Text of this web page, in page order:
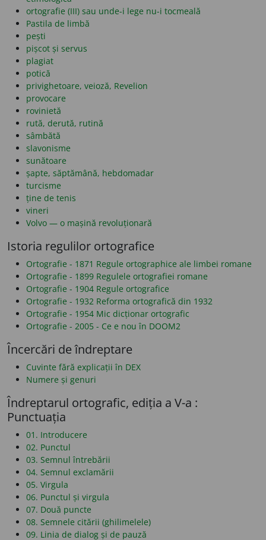
ortografie (III) sau unde-i lege nu-i tocmeală
Pastila de limbă
pești
pișcot și servus
plagiat
potică
privighetoare, veioză, Revelion
provocare
rovinietă
rută, derută, rutină
sâmbătă
slavonisme
sunătoare
șapte, săptămână, hebdomadar
turcisme
ține de tenis
vineri
Volvo — o mașină revoluționară
Istoria regulilor ortografice
Ortografie - 1871 Regule ortographice ale limbei romane
Ortografie - 1899 Regulele ortografiei romane
Ortografie - 1904 Regule ortografice
Ortografie - 1932 Reforma ortografică din 1932
Ortografie - 1954 Mic dicționar ortografic
Ortografie - 2005 - Ce e nou în DOOM2
Încercări de îndreptare
Cuvinte fără explicații în DEX
Numere și genuri
Îndreptarul ortografic, ediția a V-a :
Punctuația
01. Introducere
02. Punctul
03. Semnul întrebării
04. Semnul exclamării
05. Virgula
06. Punctul și virgula
07. Două puncte
08. Semnele citării (ghilimelele)
09. Linia de dialog și de pauză